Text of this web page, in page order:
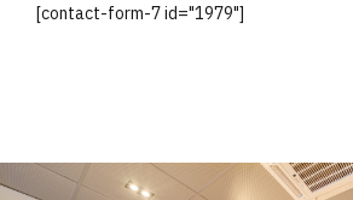
[contact-form-7 id="1979"]